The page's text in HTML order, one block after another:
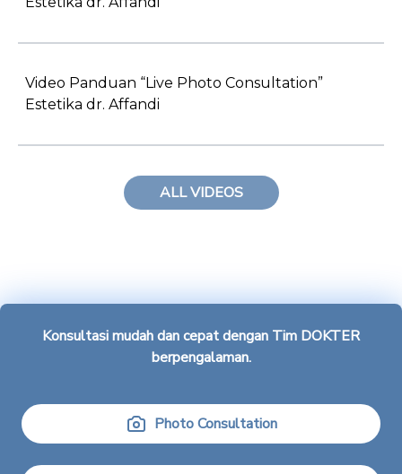
Video Panduan “Live Photo Consultation”
Estetika dr. Affandi
ALL VIDEOS
Konsultasi mudah dan cepat dengan Tim DOKTER
berpengalaman.
Photo Consultation